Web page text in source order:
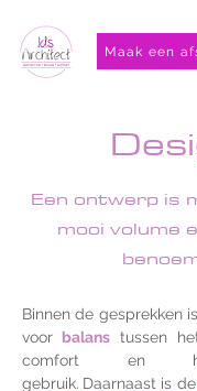
Maak een
Een ontwerp is
mooi volume
Binnen de gesprekken
voor balans tussen
comfort en
gebruik. Daarnaast is de